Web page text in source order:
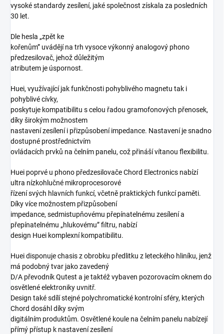
vysoké standardy zesílení, jaké společnost získala za posledních
30 let.
Dle hesla „zpět ke
kořenům” uvádějí na trh vysoce výkonný analogový phono
předzesilovač, jehož důležitým
atributem je úspornost.
Huei, využívající jak funkčnosti pohyblivého magnetu tak i
pohyblivé cívky,
poskytuje kompatibilitu s celou řadou gramofonových přenosek,
díky širokým možnostem
nastavení zesílení i přizpůsobení impedance. Nastavení je snadno
dostupné prostřednictvím
ovládacích prvků na čelním panelu, což přináší vítanou flexibilitu.
Huei poprvé u phono předzesilovače Chord Electronics nabízí
ultra nízkohlučné mikroprocesorové
řízení svých hlavních funkcí, včetně praktických funkcí paměti.
Díky více možnostem přizpůsobení
impedance, sedmistupňovému přepínatelnému zesílení a
přepínatelnému „hlukovému” filtru, nabízí
design Huei komplexní kompatibilitu.
Huei disponuje chasis z obrobku předlitku z leteckého hliníku, jenž
má podobný tvar jako zavedený
D/A převodník Qutest a je taktéž vybaven pozorovacím oknem do
osvětlené elektroniky uvnitř.
Design také sdílí stejné polychromatické kontrolní sféry, kterých
Chord dosáhl díky svým
digitálním produktům. Osvětlené koule na čelním panelu nabízejí
přímý přístup k nastavení zesílení